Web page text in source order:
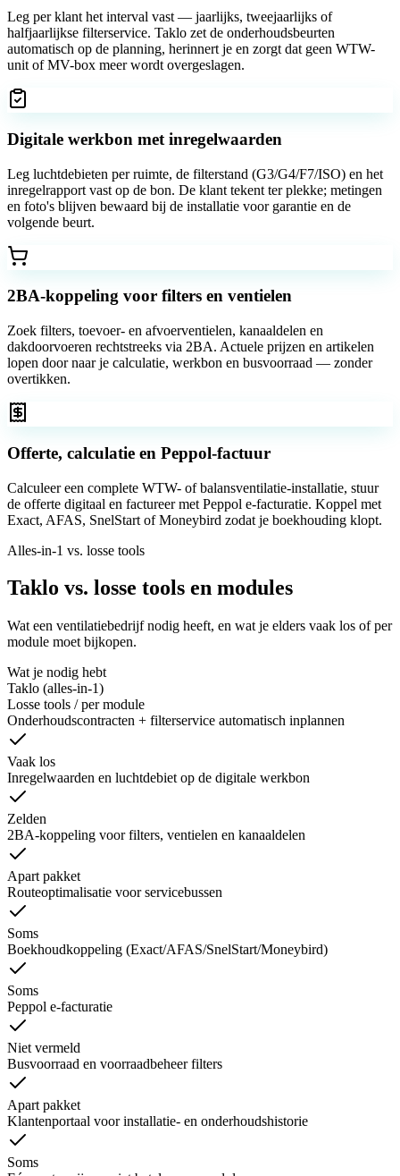
Leg per klant het interval vast — jaarlijks, tweejaarlijks of
halfjaarlijkse filterservice. Taklo zet de onderhoudsbeurten
automatisch op de planning, herinnert je en zorgt dat geen WTW-
unit of MV-box meer wordt overgeslagen.
Digitale werkbon met inregelwaarden
Leg luchtdebieten per ruimte, de filterstand (G3/G4/F7/ISO) en het
inregelrapport vast op de bon. De klant tekent ter plekke; metingen
en foto's blijven bewaard bij de installatie voor garantie en de
volgende beurt.
2BA-koppeling voor filters en ventielen
Zoek filters, toevoer- en afvoerventielen, kanaaldelen en
dakdoorvoeren rechtstreeks via 2BA. Actuele prijzen en artikelen
lopen door naar je calculatie, werkbon en busvoorraad — zonder
overtikken.
Offerte, calculatie en Peppol-factuur
Calculeer een complete WTW- of balansventilatie-installatie, stuur
de offerte digitaal en factureer met Peppol e-facturatie. Koppel met
Exact, AFAS, SnelStart of Moneybird zodat je boekhouding klopt.
Alles-in-1 vs. losse tools
Taklo vs. losse tools en modules
Wat een ventilatiebedrijf nodig heeft, en wat je elders vaak los of per
module moet bijkopen.
Wat je nodig hebt
Taklo (alles-in-1)
Losse tools / per module
Onderhoudscontracten + filterservice automatisch inplannen
Vaak los
Inregelwaarden en luchtdebiet op de digitale werkbon
Zelden
2BA-koppeling voor filters, ventielen en kanaaldelen
Apart pakket
Routeoptimalisatie voor servicebussen
Soms
Boekhoudkoppeling (Exact/AFAS/SnelStart/Moneybird)
Soms
Peppol e-facturatie
Niet vermeld
Busvoorraad en voorraadbeheer filters
Apart pakket
Klantenportaal voor installatie- en onderhoudshistorie
Soms